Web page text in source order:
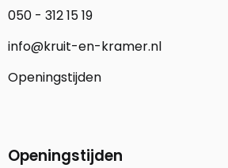
050 - 312 15 19
info@kruit-en-kramer.nl
Openingstijden
Openingstijden